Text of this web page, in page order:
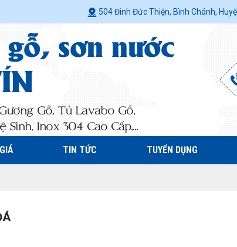
504 Đinh Đức Thiện, Bình Chánh,
sơn nước
Gỗ, Tủ Lavabo Gỗ,
Inox 304 Cao Cấp,...
TIN TỨC TUYỂN DỤNG